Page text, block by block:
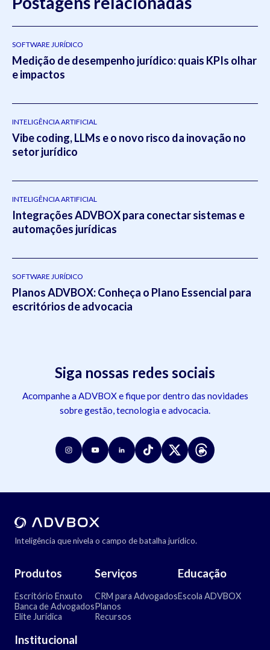
SOFTWARE JURÍDICO
Medição de desempenho jurídico: quais KPIs olhar
e impactos
INTELIGÊNCIA ARTIFICIAL
Vibe coding, LLMs e o novo risco da inovação no
setor jurídico
INTELIGÊNCIA ARTIFICIAL
Integrações ADVBOX para conectar sistemas e
automações jurídicas
SOFTWARE JURÍDICO
Planos ADVBOX: Conheça o Plano Essencial para
escritórios de advocacia
Siga nossas redes sociais
Acompanhe a ADVBOX e fique por dentro das novidades
sobre gestão, tecnologia e advocacia.
Inteligência que nivela o campo de batalha jurídico.
Produtos
Escritório Enxuto
Banca de Advogados
Elite Jurídica
Serviços
CRM para Advogados
Planos
Recursos
Educação
Escola ADVBOX
Institucional